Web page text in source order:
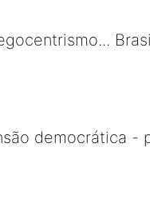
democrática -